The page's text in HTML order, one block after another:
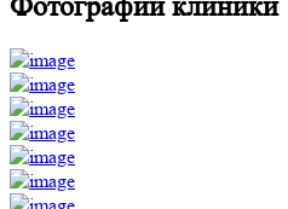
Фотографии клиники